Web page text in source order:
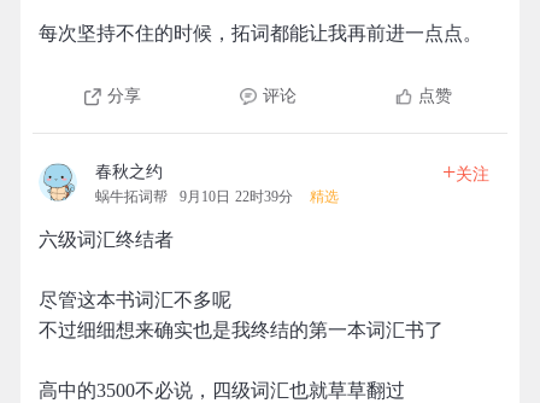
每次坚持不住的时候，拓词都能让我再前进一点点。
分享 评论 点赞
春秋之约
蜗牛拓词帮 9月10日 22时39分 精选
+关注
六级词汇终结者
尽管这本书词汇不多呢
不过细细想来确实也是我终结的第一本词汇书了
高中的3500不必说，四级词汇也就草草翻过